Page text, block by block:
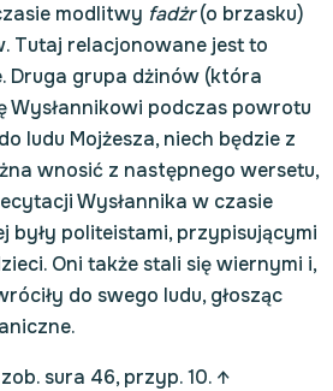
modlitwy fadżr(o brzasku)
Tutaj relacjonowane jest to
Druga grupa dżinów (która
Wysłannikowi podczas powrotu
ludu Mojżesza, niech będzie z
wnosić z następnego wersetu,
Wysłannika w czasie
były politeistami, przypisującymi
Oni także stali się wiernymi i,
do swego ludu, głosząc
sura 46, przyp. 10. ↑